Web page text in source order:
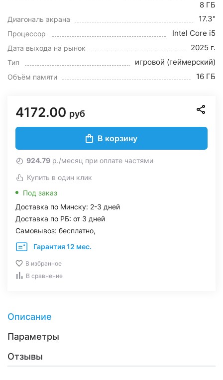
8 ГБ
Диагональ экрана 17.3"
Процессор Intel Core i5
Дата выхода на рынок 2025 г.
Тип игровой (геймерский)
Объём памяти 16 ГБ
4172.00 руб
В корзину
924.79 р./месяц при оплате частями
Купить в один клик
Под заказ
Доставка по Минску: 2-3 дней
Доставка по РБ: от 3 дней
Самовывоз: бесплатно,
Гарантия 12 мес.
В избранное
В сравнение
Описание
Параметры
Отзывы